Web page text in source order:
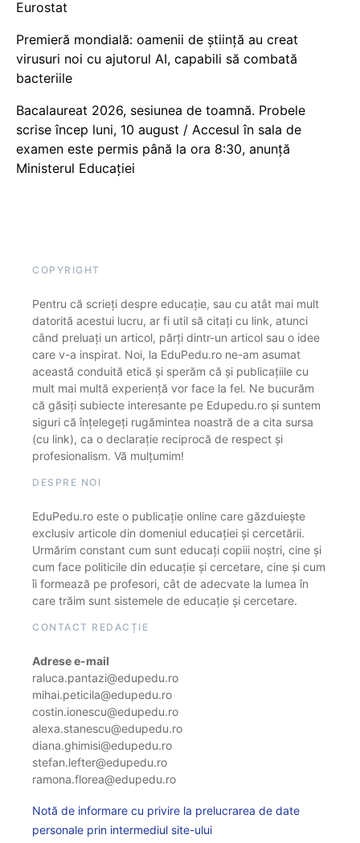
Eurostat
Premieră mondială: oamenii de știință au creat
virusuri noi cu ajutorul AI, capabili să combată
bacteriile
Bacalaureat 2026, sesiunea de toamnă. Probele
scrise încep luni, 10 august / Accesul în sala de
examen este permis până la ora 8:30, anunță
Ministerul Educației
COPYRIGHT
Pentru că scrieți despre educație, sau cu atât mai mult
datorită acestui lucru, ar fi util să citați cu link, atunci
când preluați un articol, părți dintr-un articol sau o idee
care v-a inspirat. Noi, la EduPedu.ro ne-am asumat
această conduită etică și sperăm că și publicațiile cu
mult mai multă experiență vor face la fel. Ne bucurăm
că găsiți subiecte interesante pe Edupedu.ro și suntem
siguri că înțelegeți rugămintea noastră de a cita sursa
(cu link), ca o declarație reciprocă de respect și
profesionalism. Vă mulțumim!
DESPRE NOI
EduPedu.ro este o publicație online care găzduiește
exclusiv articole din domeniul educației și cercetării.
Urmărim constant cum sunt educați copiii noștri, cine și
cum face politicile din educație și cercetare, cine și cum
îi formează pe profesori, cât de adecvate la lumea în
care trăim sunt sistemele de educație și cercetare.
CONTACT REDACȚIE
Adrese e-mail
raluca.pantazi@edupedu.ro
mihai.peticila@edupedu.ro
costin.ionescu@edupedu.ro
alexa.stanescu@edupedu.ro
diana.ghimisi@edupedu.ro
stefan.lefter@edupedu.ro
ramona.florea@edupedu.ro
Notă de informare cu privire la prelucrarea de date
personale prin intermediul site-ului